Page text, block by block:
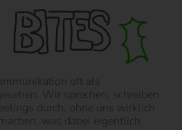
oft als
Wir sprechen, schreiben
durch, ohne uns wirklich
was dabei eigentlich